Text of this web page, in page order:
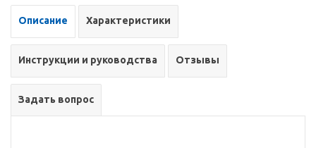
Описание Характеристики
Инструкции и руководства Отзывы
Задать вопрос